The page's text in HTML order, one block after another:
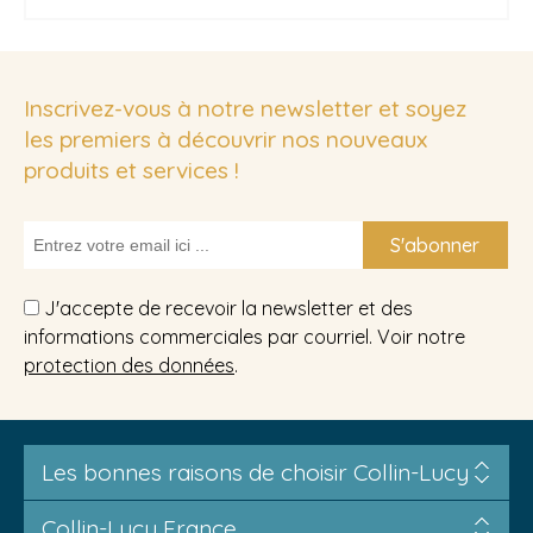
Inscrivez-vous à notre newsletter et soyez
les premiers à découvrir nos nouveaux
produits et services !
S'abonner
J'accepte de recevoir la newsletter et des
informations commerciales par courriel. Voir notre
protection des données.
Les bonnes raisons de choisir Collin-Lucy